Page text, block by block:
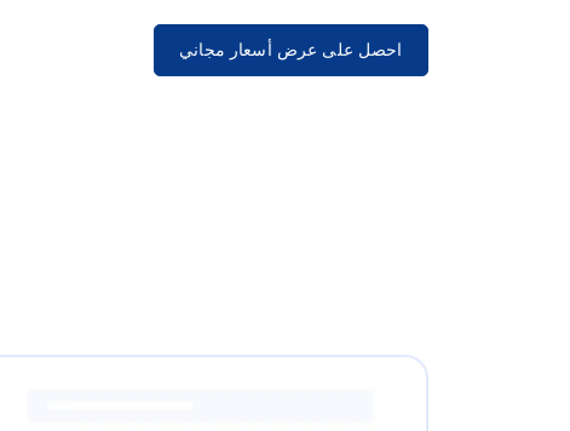
احصل على عرض أسعار مجاني